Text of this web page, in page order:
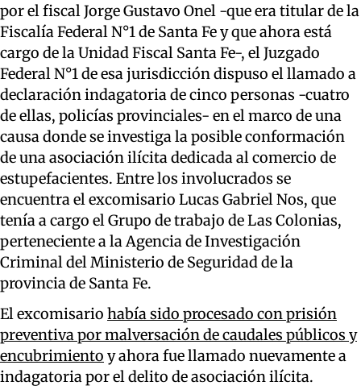
por el fiscal Jorge Gustavo Onel -que era titular de la
Fiscalía Federal N°1 de Santa Fe y que ahora está
cargo de la Unidad Fiscal Santa Fe-, el Juzgado
Federal N°1 de esa jurisdicción dispuso el llamado a
declaración indagatoria de cinco personas -cuatro
de ellas, policías provinciales- en el marco de una
causa donde se investiga la posible conformación
de una asociación ilícita dedicada al comercio de
estupefacientes. Entre los involucrados se
encuentra el excomisario Lucas Gabriel Nos, que
tenía a cargo el Grupo de trabajo de Las Colonias,
perteneciente a la Agencia de Investigación
Criminal del Ministerio de Seguridad de la
provincia de Santa Fe.
El excomisario había sido procesado con prisión
preventiva por malversación de caudales públicos y
encubrimiento y ahora fue llamado nuevamente a
indagatoria por el delito de asociación ilícita.